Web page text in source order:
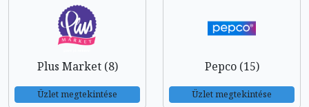
Plus Market (8)
Üzlet megtekintése
Pepco (15)
Üzlet megtekintése